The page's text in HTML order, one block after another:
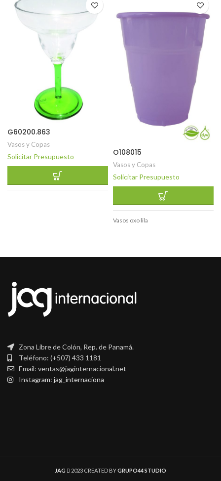
G60200.863
Vasos y Copas
Solicitar Presupuesto O108015
Vasos y Copas
Solicitar Presupuesto
Vasos oxo lila
Zona Libre de Colón, Rep. de Panamá.
Teléfono: (+507) 433 1181
Email: ventas@jaginternacional.net
Instagram: jag_internaciona
JAG 2023 CREATED BYGRUPO44 STUDIO